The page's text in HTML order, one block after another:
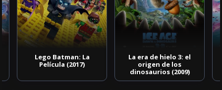
Lego Batman: La
Película (2017)
La era de hielo 3: el
origen de los
dinosaurios (2009)